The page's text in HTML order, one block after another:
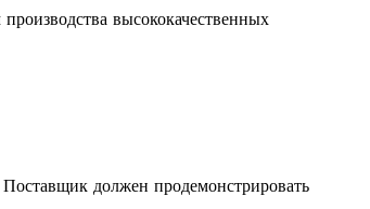
высококачественных
должен продемонстрировать